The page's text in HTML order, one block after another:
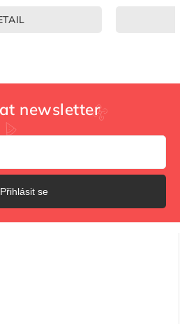
newsletter
Přihlásit se